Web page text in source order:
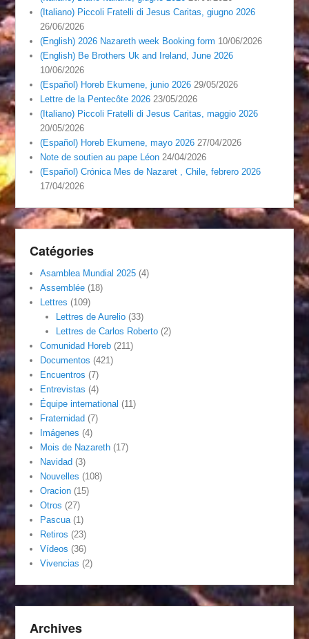
(Italiano) Piccoli Fratelli di Jesus Caritas, giugno 2026
26/06/2026
(English) 2026 Nazareth week Booking form 10/06/2026
(English) Be Brothers Uk and Ireland, June 2026
10/06/2026
(Español) Horeb Ekumene, junio 2026 29/05/2026
Lettre de la Pentecôte 2026 23/05/2026
(Italiano) Piccoli Fratelli di Jesus Caritas, maggio 2026
20/05/2026
(Español) Horeb Ekumene, mayo 2026 27/04/2026
Note de soutien au pape Léon 24/04/2026
(Español) Crónica Mes de Nazaret , Chile, febrero 2026
17/04/2026
Catégories
Asamblea Mundial 2025 (4)
Assemblée (18)
Lettres (109)
Lettres de Aurelio(33)
Lettres de Carlos Roberto(2)
Comunidad Horeb (211)
Documentos (421)
Encuentros (7)
Entrevistas (4)
Équipe international (11)
Fraternidad (7)
Imágenes (4)
Mois de Nazareth (17)
Navidad (3)
Nouvelles (108)
Oracion (15)
Otros (27)
Pascua (1)
Retiros (23)
Vídeos (36)
Vivencias (2)
Archives